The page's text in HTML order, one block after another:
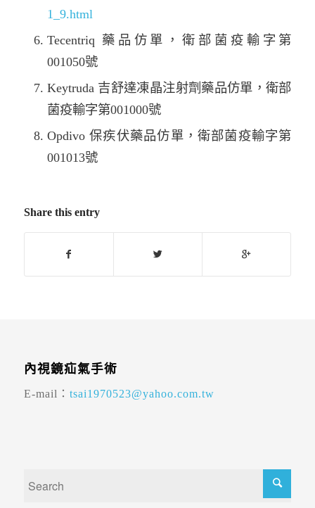
1_9.html
Tecentriq 藥品仿單，衛部菌疫輸字第
001050號
Keytruda 吉舒達凍晶注射劑藥品仿單，衛部
菌疫輸字第001000號
Opdivo 保疾伏藥品仿單，衛部菌疫輸字第
001013號
Share this entry
內視鏡疝氣手術
E-mail： tsai1970523@yahoo.com.tw